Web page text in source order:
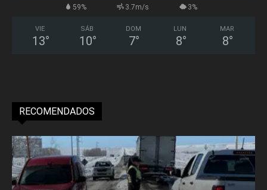
59% 3.7m/s 3%
VIE
13°
SÁB
10°
DOM
7°
LUN
8°
MAR
8°
RECOMENDADOS